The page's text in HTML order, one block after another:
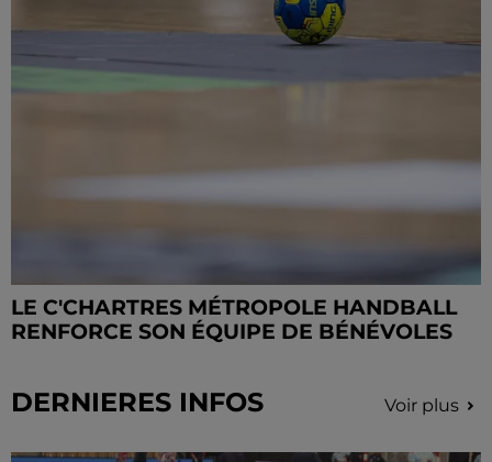
LE C'CHARTRES MÉTROPOLE HANDBALL
RENFORCE SON ÉQUIPE DE BÉNÉVOLES
DERNIERES INFOS Voir plus